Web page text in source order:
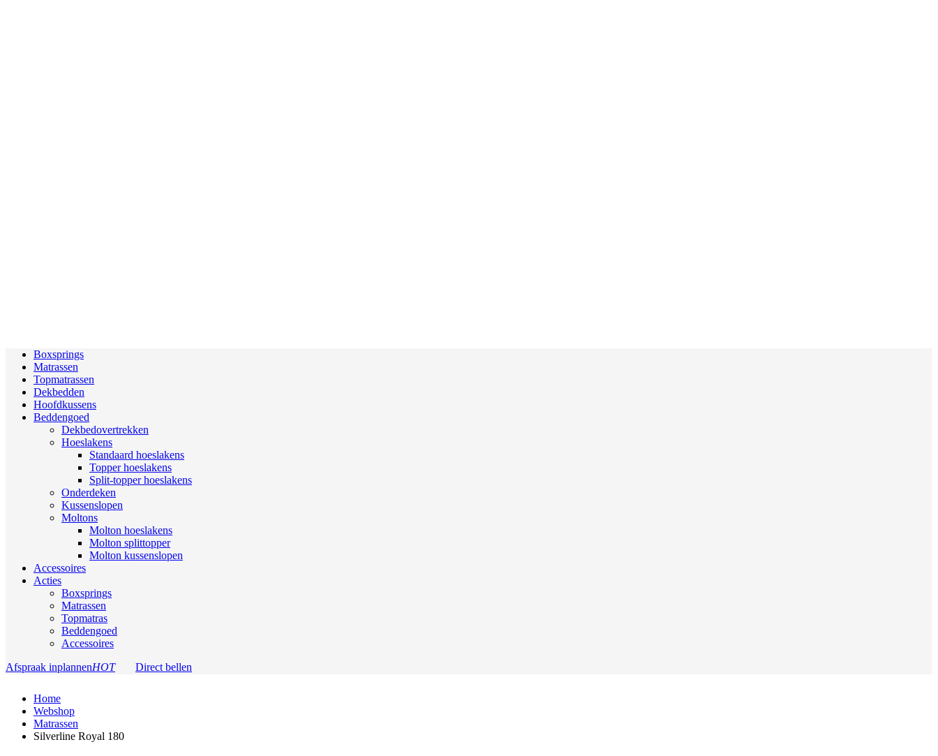
Boxsprings
Matrassen
Topmatrassen
Dekbedden
Hoofdkussens
Beddengoed
Dekbedovertrekken
Hoeslakens
Standaard hoeslakens
Topper hoeslakens
Split-topper hoeslakens
Onderdeken
Kussenslopen
Moltons
Molton hoeslakens
Molton splittopper
Molton kussenslopen
Accessoires
Acties
Boxsprings
Matrassen
Topmatras
Beddengoed
Accessoires
Afspraak inplannenHOT Direct bellen
Home
Webshop
Matrassen
Silverline Royal 180